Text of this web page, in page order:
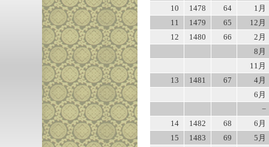
10
1478 64
1月
11
1479 65
12月
12
1480 66
2月
8月
11月
13
1481 67
4月
6月
−
14
1482 68
6月
15
1483 69
5月